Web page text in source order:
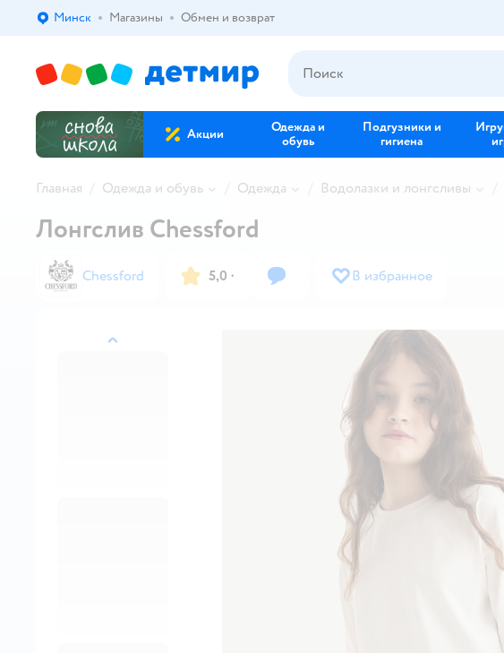
Выбор адреса доставки.
Минск Магазины Обмен и возврат
Акции
Одежда и
обувь
Подгузники и
гигиена
Главная Одежда и обувь Одежда Водолазки и лонгсливы
назад
Лонгслив Chessford
Chessford 5,0 · В избранное